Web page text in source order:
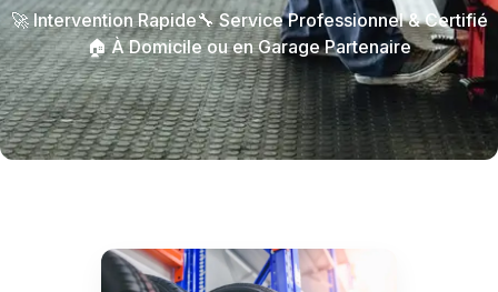
🚀 Intervention Rapide🔧 Service Professionnel & Certifié
🏠 À Domicile ou en Garage Partenaire